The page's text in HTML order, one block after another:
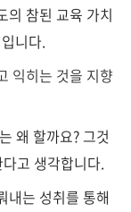
의 참된 교육 가치
니다.
익히는 것을 지향
왜 할까요? 그것
고 생각합니다.
내는 성취를 통해